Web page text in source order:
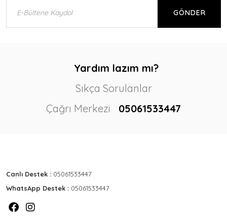
GÖNDER
Yardım lazım mı?
Sıkça Sorulanlar
Çağrı Merkezi
05061533447
Canlı Destek : 05061533447
WhatsApp Destek : 05061533447